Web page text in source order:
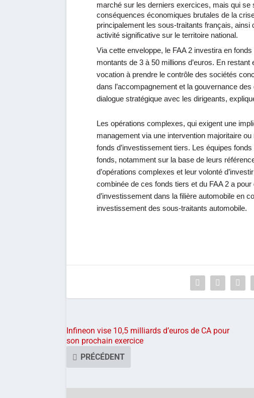
marché sur les derniers exercices, mais qui se
conséquences économiques brutales de la
principalement les sous-traitants français,
activité significative sur le territoire national.
Via cette enveloppe, le FAA 2 investira en
montants de 3 à 50 millions d’euros. En restant
vocation à prendre le contrôle des sociétés
dans l’accompagnement et la gouvernance
dialogue stratégique avec les dirigeants,
Les opérations complexes, qui exigent une
management via une intervention majoritaire
fonds d’investissement tiers. Les équipes
fonds, notamment sur la base de leurs
d’opérations complexes et leur volonté
combinée de ces fonds tiers et du FAA 2 a
d’investissement dans la filière automobile en
investissement des sous-traitants automobile.
Infineon vise 10,5 milliards d’euros de CA pour
son prochain exercice
PRÉCÉDENT